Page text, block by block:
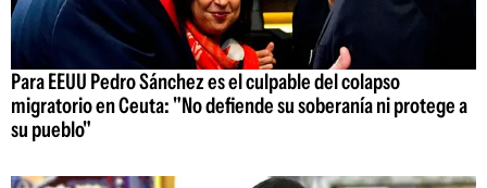
Para EEUU Pedro Sánchez es el culpable del colapso
migratorio en Ceuta: "No defiende su soberanía ni protege a
su pueblo"